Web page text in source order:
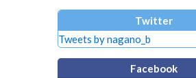
Twitter
Tweets by nagano_b
Facebook